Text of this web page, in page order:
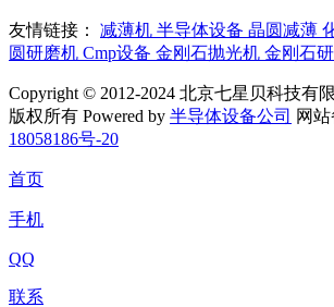
友情链接： 减薄机 半导体设备 晶圆减薄
圆研磨机 Cmp设备 金刚石抛光机 金刚石
Copyright © 2012-2024 北京七星贝科技有
版权所有 Powered by 半导体设备公司 网站
18058186号-20
首页
手机
QQ
联系